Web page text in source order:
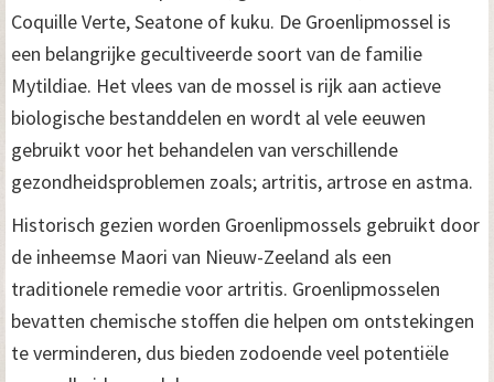
Coquille Verte, Seatone of kuku. De Groenlipmossel is
een belangrijke gecultiveerde soort van de familie
Mytildiae. Het vlees van de mossel is rijk aan actieve
biologische bestanddelen en wordt al vele eeuwen
gebruikt voor het behandelen van verschillende
gezondheidsproblemen zoals; artritis, artrose en astma.
Historisch gezien worden Groenlipmossels gebruikt door
de inheemse Maori van Nieuw-Zeeland als een
traditionele remedie voor artritis. Groenlipmosselen
bevatten chemische stoffen die helpen om ontstekingen
te verminderen, dus bieden zodoende veel potentiële